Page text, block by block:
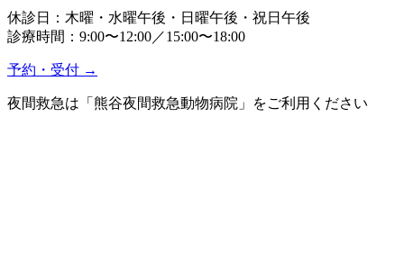
休診日：木曜・水曜午後・日曜午後・祝日午後
診療時間：9:00〜12:00／15:00〜18:00
予約・受付 →
夜間救急は「熊谷夜間救急動物病院」をご利用ください